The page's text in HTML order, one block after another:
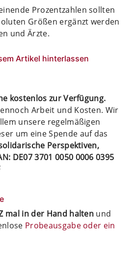
Prozentzahlen sollten
Größen ergänzt werden
und Ärzte.
Artikel hinterlassen
kostenlos zur Verfügung.
Arbeit und Kosten. Wir
unsere regelmäßigen
um eine Spende auf das
Perspektiven,
DE07 3701 0050 0006 0395
mal in der Hand halten und
Probeausgabe oder ein